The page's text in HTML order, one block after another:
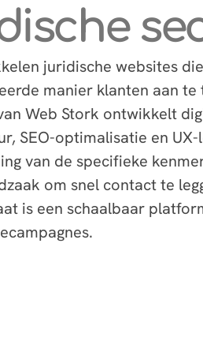
juridische websites
manier klanten aan te
Web Stork ontwikkelt
SEO-optimalisatie en
van de specifieke
om snel contact te
is een schaalbaar